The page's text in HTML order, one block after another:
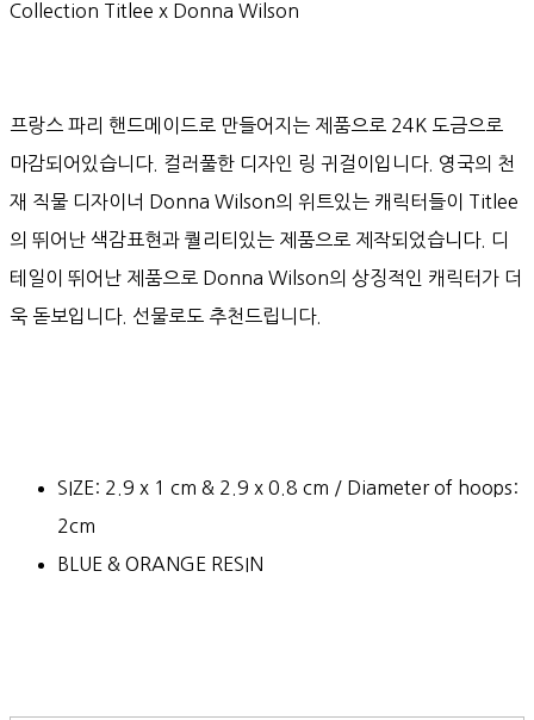
Collection Titlee x Donna Wilson
프랑스 파리 핸드메이드로 만들어지는 제품으로 24K 도금으로
마감되어있습니다. 컬러풀한 디자인 링 귀걸이입니다. 영국의 천
재 직물 디자이너 Donna Wilson의 위트있는 캐릭터들이 Titlee
의 뛰어난 색감표현과 퀄리티있는 제품으로 제작되었습니다. 디
테일이 뛰어난 제품으로 Donna Wilson의 상징적인 캐릭터가 더
욱 돋보입니다. 선물로도 추천드립니다.
SIZE: 2.9 x 1 cm & 2.9 x 0.8 cm / Diameter of hoops:
2cm
BLUE & ORANGE RESIN